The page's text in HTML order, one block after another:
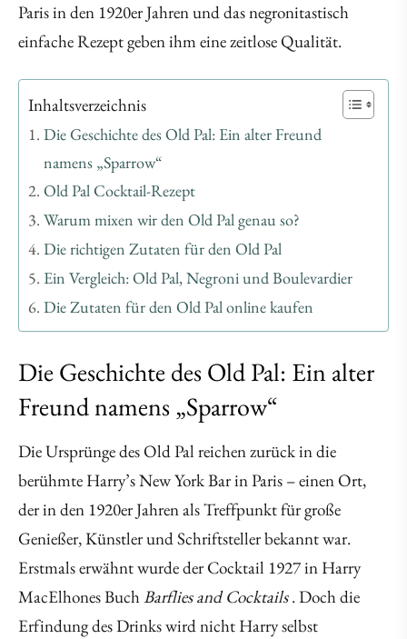
Paris in den 1920er Jahren und das negronitastisch
einfache Rezept geben ihm eine zeitlose Qualität.
Inhaltsverzeichnis
Die Geschichte des Old Pal: Ein alter Freund
namens „Sparrow“
Old Pal Cocktail-Rezept
Warum mixen wir den Old Pal genau so?
Die richtigen Zutaten für den Old Pal
Ein Vergleich: Old Pal, Negroni und Boulevardier
Die Zutaten für den Old Pal online kaufen
Die Geschichte des Old Pal: Ein alter
Freund namens „Sparrow“
Die Ursprünge des Old Pal reichen zurück in die
berühmte Harry’s New York Bar in Paris – einen Ort,
der in den 1920er Jahren als Treffpunkt für große
Genießer, Künstler und Schriftsteller bekannt war.
Erstmals erwähnt wurde der Cocktail 1927 in Harry
MacElhones BuchBarflies and Cocktails. Doch die
Erfindung des Drinks wird nicht Harry selbst